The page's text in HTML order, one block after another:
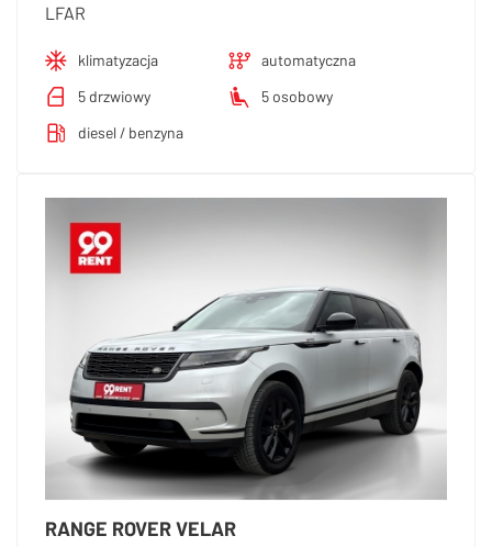
LFAR
klimatyzacja
automatyczna
5 drzwiowy
5 osobowy
diesel / benzyna
RANGE ROVER VELAR